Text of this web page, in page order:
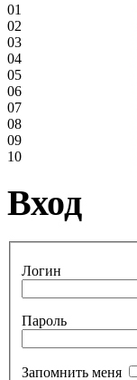
Frame and Shaman
Drum "Master of
Animals", tunable,
with Henna
€530.00
Tunable Tonbak with
€880.00
Snake Didgeridoo
01
02
03
04
05
06
07
08
09
10
Вход
Логин
Пароль
Запомнить меня